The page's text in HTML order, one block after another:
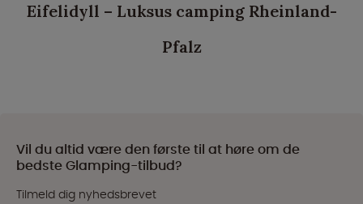
Eifelidyll – Luksus camping Rheinland-
Pfalz
Vil du altid være den første til at høre om de
bedste Glamping-tilbud?
Tilmeld dig nyhedsbrevet